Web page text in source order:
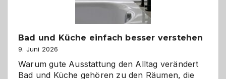
Bad und Küche einfach besser verstehen
9. Juni 2026
Warum gute Ausstattung den Alltag verändert
Bad und Küche gehören zu den Räumen, die